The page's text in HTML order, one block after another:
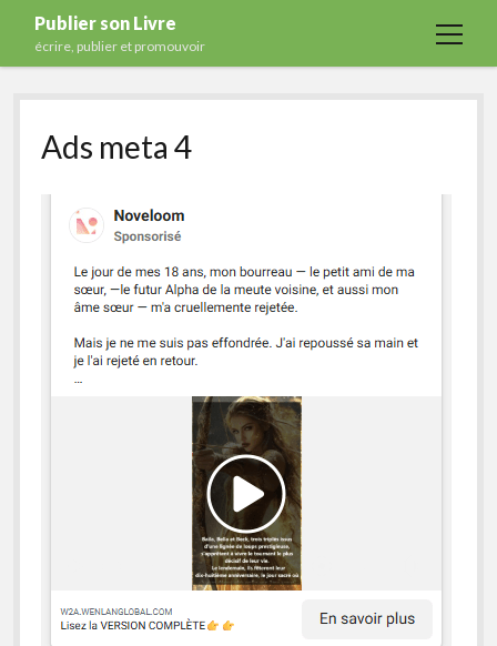
Publier son Livre
écrire, publier et promouvoir
open
Accueil
Formations
Auto-édition
Maisons d’édition
Ecriture
Actualités
youtubeemail-
form
Ads meta 4